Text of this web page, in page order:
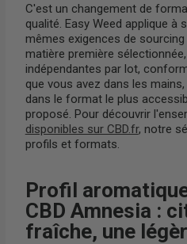
C'est un changement de
qualité. Easy Weed applique à
mêmes exigences de
matière première
indépendantes par lot,
que vous avez dans les
dans le format le plus
proposé. Pour découvrir
disponibles sur CBD.fr, notre
profils et formats.
Profil
CBD Amnesia :
fraîche, une